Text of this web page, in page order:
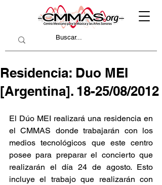
Residencia: Duo MEI
[Argentina]. 18-25/08/2012
El Dúo MEI realizará una residencia en
el CMMAS donde trabajarán con los
medios tecnológicos que este centro
posee para preparar el concierto que
realizarán el día 24 de agosto. Esto
incluye el trabajo que realizarán con